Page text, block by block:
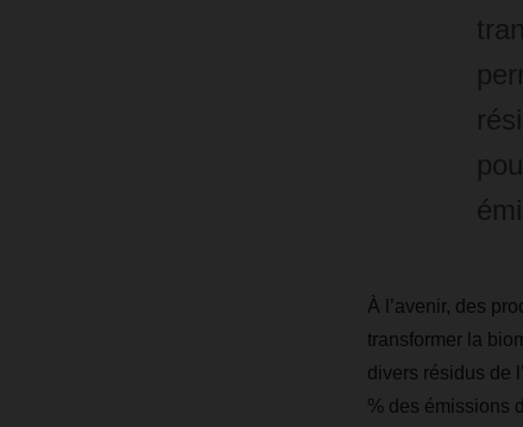
À l’avenir, des
transformer la
divers résidus de
% des émissions